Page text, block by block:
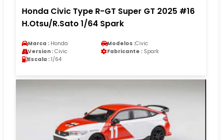
Honda Civic Type R-GT Super GT 2025 #16
H.Otsu/R.Sato 1/64 Spark
Marca : Honda Modelos :Civic
Version : Civic Fabricante : Spark
Escala : 1/64